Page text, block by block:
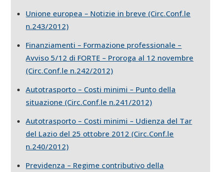
Unione europea – Notizie in breve (Circ.Conf.le
n.243/2012)
Finanziamenti – Formazione professionale –
Avviso 5/12 di FORTE – Proroga al 12 novembre
(Circ.Conf.le n.242/2012)
Autotrasporto – Costi minimi – Punto della
situazione (Circ.Conf.le n.241/2012)
Autotrasporto – Costi minimi – Udienza del Tar
del Lazio del 25 ottobre 2012 (Circ.Conf.le
n.240/2012)
Previdenza – Regime contributivo della